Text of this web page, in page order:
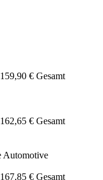
159,90 € Gesamt
162,65 € Gesamt
167,85 € Gesamt